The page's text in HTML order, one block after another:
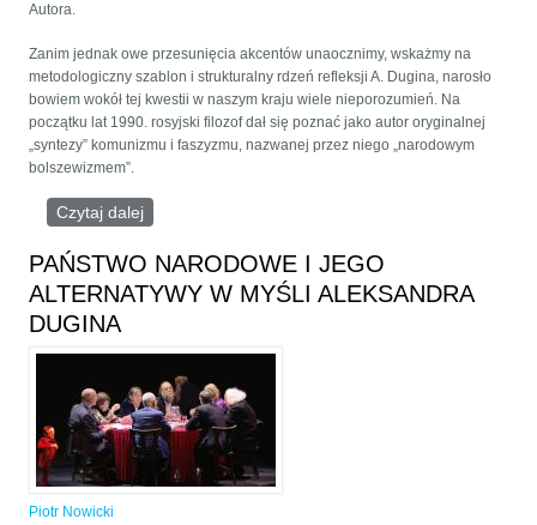
Autora.
Zanim jednak owe przesunięcia akcentów unaocznimy, wskażmy na
metodologiczny szablon i strukturalny rdzeń refleksji A. Dugina, narosło
bowiem wokół tej kwestii w naszym kraju wiele nieporozumień. Na
początku lat 1990. rosyjski filozof dał się poznać jako autor oryginalnej
„syntezy” komunizmu i faszyzmu, nazwanej przez niego „narodowym
bolszewizmem”.
Czytaj dalej
PAŃSTWO NARODOWE I JEGO
ALTERNATYWY W MYŚLI ALEKSANDRA
DUGINA
Piotr Nowicki